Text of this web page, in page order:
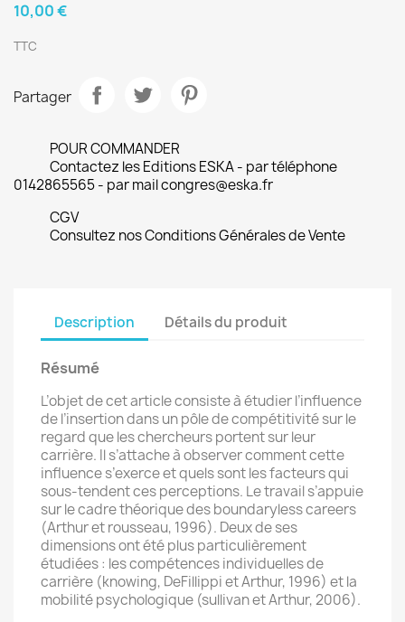
10,00 €
TTC
Partager
POUR COMMANDER
Contactez les Editions ESKA - par téléphone
0142865565 - par mail congres@eska.fr
CGV
Consultez nos Conditions Générales de Vente
Description Détails du produit
Résumé
L’objet de cet article consiste à étudier l’influence
de l’insertion dans un pôle de compétitivité sur le
regard que les chercheurs portent sur leur
carrière. Il s’attache à observer comment cette
influence s’exerce et quels sont les facteurs qui
sous-tendent ces perceptions. Le travail s’appuie
sur le cadre théorique des boundaryless careers
(Arthur et rousseau, 1996). Deux de ses
dimensions ont été plus particulièrement
étudiées : les compétences individuelles de
carrière (knowing, DeFillippi et Arthur, 1996) et la
mobilité psychologique (sullivan et Arthur, 2006).